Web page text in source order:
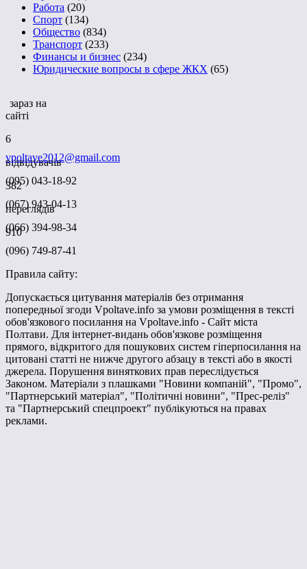
Работа (20)
Спорт (134)
Общество (834)
Транспорт (233)
Финансы и бизнес (234)
Юридические вопросы в сфере ЖКХ (65)
зараз на
сайті
6
відвідувачів
382
переглядів
910
vpoltave2012@gmail.com
(095) 043-18-92
(067) 943-04-13
(066) 394-98-34
(096) 749-87-41
Правила сайту:
Допускається цитування матеріалів без отримання
попередньої згоди Vpoltave.info за умови розміщення в тексті
обов'язкового посилання на Vpoltave.info - Сайт міста
Полтави. Для інтернет-видань обов'язкове розміщення
прямого, відкритого для пошукових систем гіперпосилання на
цитовані статті не нижче другого абзацу в тексті або в якості
джерела. Порушення виняткових прав переслідується
Законом. Матеріали з плашками "Новини компаній", "Промо",
"Партнерський матеріал", "Політичні новини", "Прес-реліз"
та "Партнерський спецпроект" публікуються на правах
реклами.